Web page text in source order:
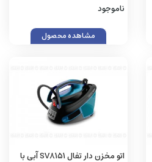
ناموجود
مشاهده محصول
اتو مخزن دار تفال SV8151 آبی با